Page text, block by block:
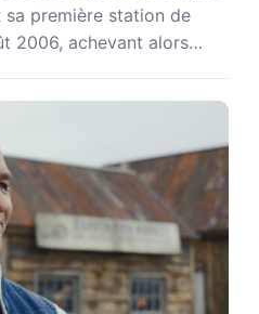
première station de
2006, achevant alors…